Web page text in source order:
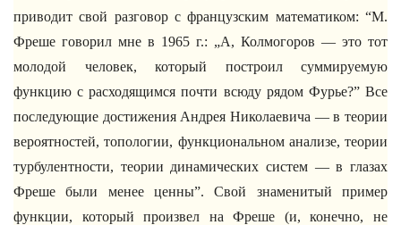
приводит свой разговор с французским математиком: “М.
Фреше говорил мне в 1965 г.: „А, Колмогоров — это тот
молодой человек, который построил суммируемую
функцию с расходящимся почти всюду рядом Фурье?” Все
последующие достижения Андрея Николаевича — в теории
вероятностей, топологии, функциональном анализе, теории
турбулентности, теории динамических систем — в глазах
Фреше были менее ценны”. Свой знаменитый пример
функции, который произвел на Фреше (и, конечно, не